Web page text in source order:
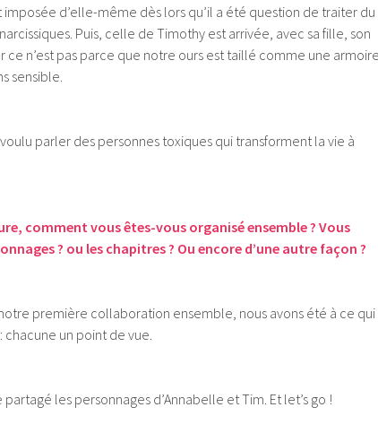
imposée d’elle-même dès lors qu’il a été question de traiter du
Puis, celle de Timothy est arrivée, avec sa fille, son
ce n’est pas parce que notre ours est taillé comme une
sensible.
parler des personnes toxiques qui transforment la vie à
comment vous êtes-vous organisé ensemble ? Vous
? ou les chapitres ? Ou encore d’une autre façon ?
première collaboration ensemble, nous avons été à ce qui
chacune un point de vue.
les personnages d’Annabelle et Tim. Et let’s go !